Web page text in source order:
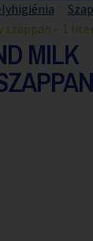
szappan – 1
MILK